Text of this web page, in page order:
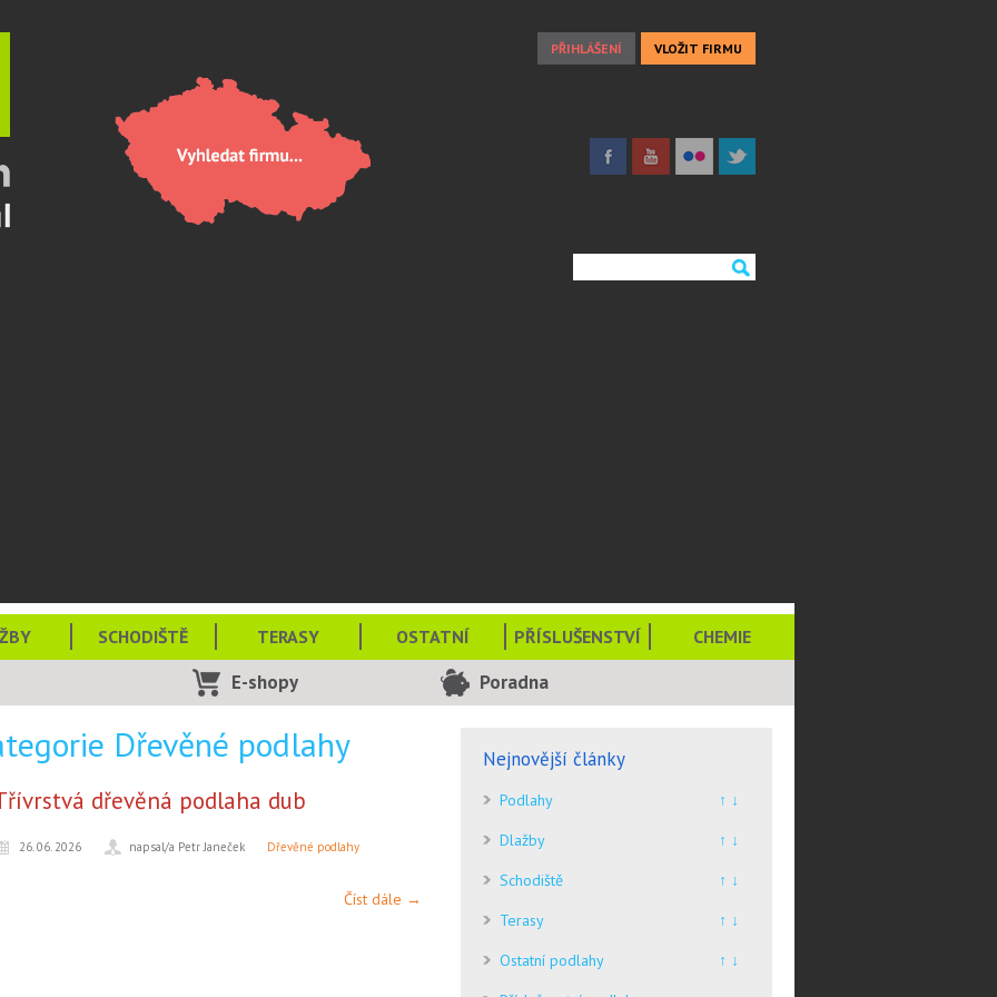
VLOŽIT FIRMU
PŘIHLÁŠENÍ
SCHODIŠTĚ TERASY OSTATNÍ PŘÍSLUŠENSTVÍ CHEMIE
E-shopy Poradna
Dřevěné podlahy
dřevěná podlaha dub
26. 06. 2026 napsal/a Petr Janeček Dřevěné podlahy
Číst dále →
Nejnovější články
Podlahy
↑ ↓
Dlažby
↑ ↓
Schodiště
↑ ↓
Terasy
↑ ↓
Ostatní podlahy
↑ ↓